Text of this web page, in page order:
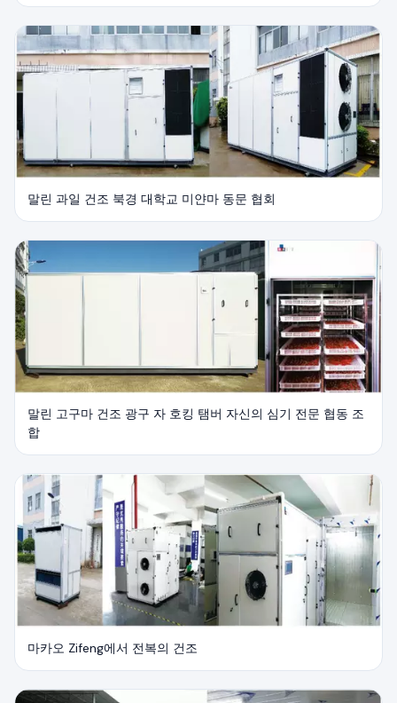
말린 과일 건조 북경 대학교 미얀마 동문 협회
말린 고구마 건조 광구 자 호킹 탬버 자신의 심기 전문 협동 조
합
마카오 Zifeng에서 전복의 건조